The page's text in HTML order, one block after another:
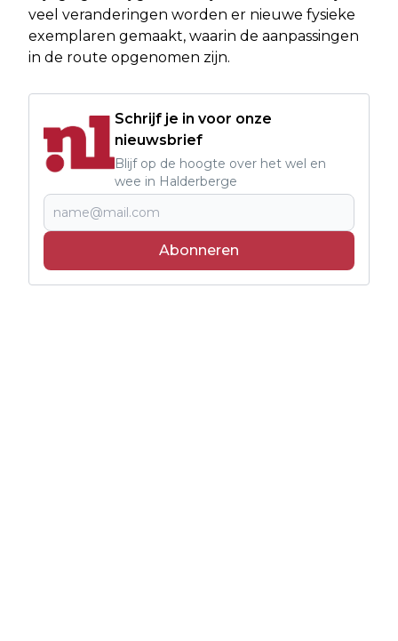
veel veranderingen worden er nieuwe fysieke
exemplaren gemaakt, waarin de aanpassingen
in de route opgenomen zijn.
Schrijf je in voor onze
nieuwsbrief
Blijf op de hoogte over het wel en
wee in Halderberge
Abonneren